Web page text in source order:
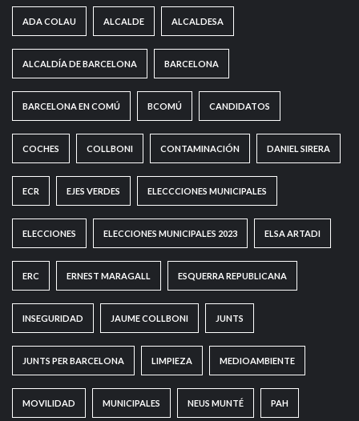
ADA COLAU ALCALDE ALCALDESA
ALCALDÍA DE BARCELONA BARCELONA
BARCELONA EN COMÚ BCOMÚ CANDIDATOS
COCHES COLLBONI CONTAMINACIÓN DANIEL SIRERA
ECR EJES VERDES ELECCCIONES MUNICIPALES
ELECCIONES ELECCIONES MUNICIPALES 2023 ELSA ARTADI
ERC ERNEST MARAGALL ESQUERRA REPUBLICANA
INSEGURIDAD JAUME COLLBONI JUNTS
JUNTS PER BARCELONA LIMPIEZA MEDIOAMBIENTE
MOVILIDAD MUNICIPALES NEUS MUNTÉ PAH